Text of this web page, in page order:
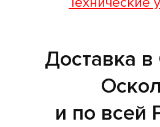
Доставка
и по всей